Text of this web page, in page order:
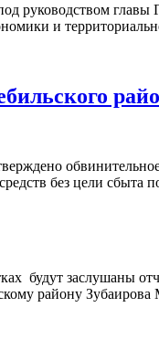
руководством
и
без цели сбыта
будут заслушаны
району